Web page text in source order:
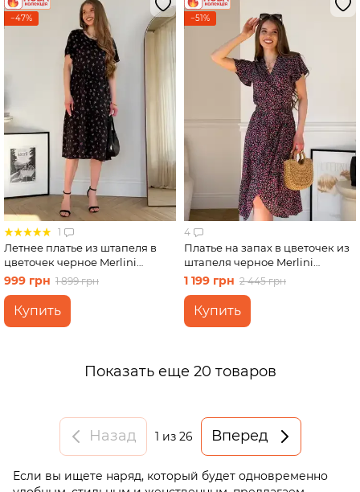
−47%
1
Летнее платье из штапеля в
цветочек черное Merlini
Казерта 700001881 размер S-M
999 грн 1 899 грн
Купить
−51%
4
Платье на запах в цветочек из
штапеля черное Merlini
Віченца 700002204 размер L-
1 199 грн 2 445 грн
Купить
Показать еще 20 товаров
Назад 1 из 26 Вперед
Если вы ищете наряд, который будет одновременно